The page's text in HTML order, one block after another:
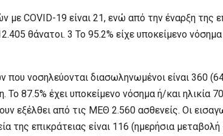
με COVID-19 είναι 21, ενώ από την έναρξη της
θάνατοι. 3 Το 95.2% είχε υποκείμενο
νοσηλεύονται διασωληνωμένοι είναι 360
To 87.5% έχει υποκείμενο νόσημα ή/και ηλικία
εξέλθει από τις ΜΕΘ 2.560 ασθενείς. Οι
της επικράτειας είναι 116 (ημερήσια